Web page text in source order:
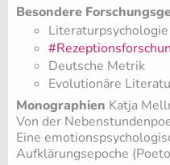
Besondere
Literaturpsychologie
Deutsche Metrik
Evolutionäre
Monographien Katja
Von der
Eine
Aufklärungsepoche